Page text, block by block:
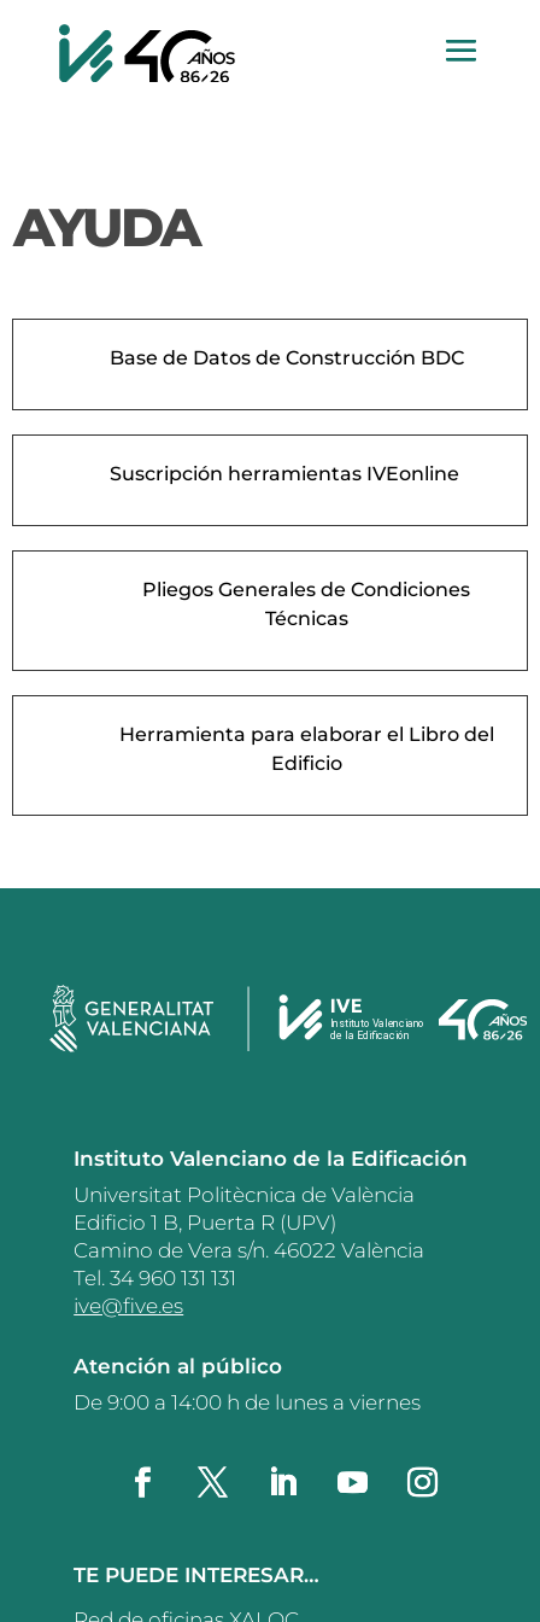
AYUDA
Base de Datos de Construcción BDC
Suscripción herramientas IVEonline
Pliegos Generales de Condiciones
Técnicas
Herramienta para elaborar el Libro del
Edificio
Instituto Valenciano de la Edificación
Universitat Politècnica de València
Edificio 1 B, Puerta R (UPV)
Camino de Vera s/n. 46022 València
Tel. 34 960 131 131
ive@five.es
Atención al público
De 9:00 a 14:00 h de lunes a viernes
TE PUEDE INTERESAR…